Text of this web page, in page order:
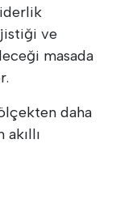
ve
masada
daha